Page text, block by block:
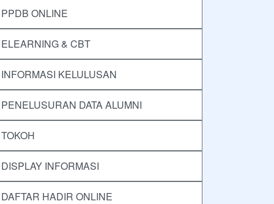
PPDB ONLINE
ELEARNING & CBT
INFORMASI KELULUSAN
PENELUSURAN DATA ALUMNI
TOKOH
DISPLAY INFORMASI
DAFTAR HADIR ONLINE